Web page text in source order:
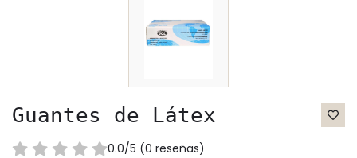
Guantes de Látex
0.0/5 (0 reseñas)